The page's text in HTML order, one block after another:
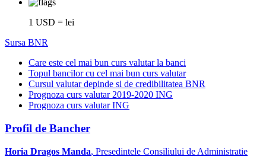
1 USD = lei
Sursa BNR
Care este cel mai bun curs valutar la banci
Topul bancilor cu cel mai bun curs valutar
Cursul valutar depinde si de credibilitatea BNR
Prognoza curs valutar 2019-2020 ING
Prognoza curs valutar ING
Profil de Bancher
Horia Dragos Manda, Presedintele Consiliului de Administratie